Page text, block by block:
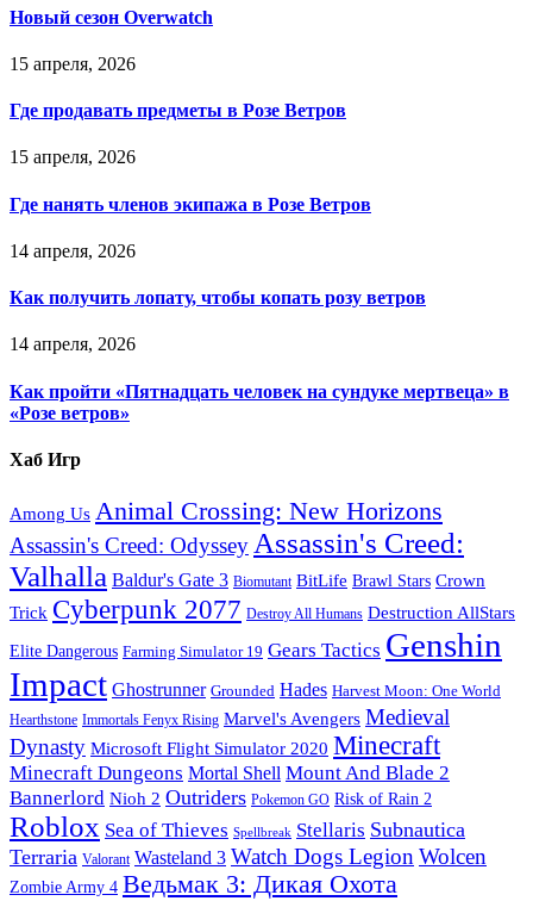
Новый сезон Overwatch
15 апреля, 2026
Где продавать предметы в Розе Ветров
15 апреля, 2026
Где нанять членов экипажа в Розе Ветров
14 апреля, 2026
Как получить лопату, чтобы копать розу ветров
14 апреля, 2026
Как пройти «Пятнадцать человек на сундуке мертвеца» в
«Розе ветров»
Хаб Игр
Among Us Animal Crossing: New Horizons
Assassin's Creed: Odyssey Assassin's Creed:
Valhalla Baldur's Gate 3 Biomutant BitLife Brawl Stars Crown
Trick Cyberpunk 2077 Destroy All Humans Destruction AllStars
Elite Dangerous Farming Simulator 19 Gears Tactics Genshin
Impact Ghostrunner Grounded Hades Harvest Moon: One World
Hearthstone Immortals Fenyx Rising Marvel's Avengers Medieval
Dynasty Microsoft Flight Simulator 2020 Minecraft
Minecraft Dungeons Mortal Shell Mount And Blade 2
Bannerlord Nioh 2 Outriders Pokemon GO Risk of Rain 2
Roblox Sea of ​​Thieves Spellbreak Stellaris Subnautica
Terraria Valorant Wasteland 3 Watch Dogs LegionWolcen
Zombie Army 4 Ведьмак 3: Дикая Охота